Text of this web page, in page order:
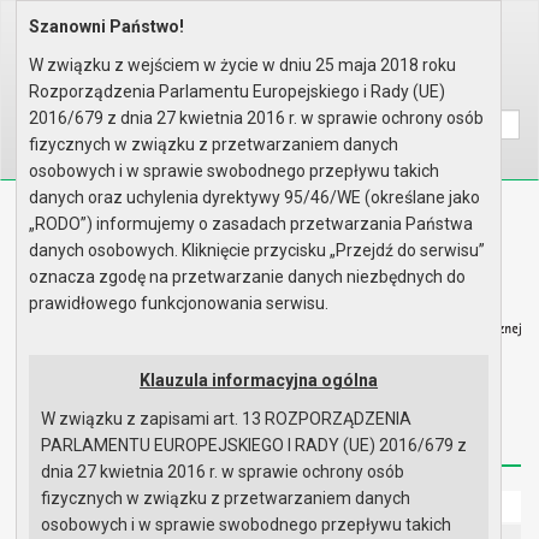
Home Prawo lokalne
Wyszukaj na stronie:
A AA
Biuletyn Informacji Publicznej
Urząd Miasta i Gminy w Gryfinie
Redakcja Instrukcja korzystania Dostępność
Strona główna
Szanowni Państwo!
W związku z wejściem w życie w dniu 25 maja 2018 roku
Rozporządzenia Parlamentu Europejskiego i Rady (UE)
2016/679 z dnia 27 kwietnia 2016 r. w sprawie ochrony osób
fizycznych w związku z przetwarzaniem danych
osobowych i w sprawie swobodnego przepływu takich
danych oraz uchylenia dyrektywy 95/46/WE (określane jako
„RODO”) informujemy o zasadach przetwarzania Państwa
danych osobowych. Kliknięcie przycisku „Przejdź do serwisu”
oznacza zgodę na przetwarzanie danych niezbędnych do
prawidłowego funkcjonowania serwisu.
Klauzula informacyjna ogólna
W związku z zapisami art. 13 ROZPORZĄDZENIA
PARLAMENTU EUROPEJSKIEGO I RADY (UE) 2016/679 z
dnia 27 kwietnia 2016 r. w sprawie ochrony osób
fizycznych w związku z przetwarzaniem danych
osobowych i w sprawie swobodnego przepływu takich